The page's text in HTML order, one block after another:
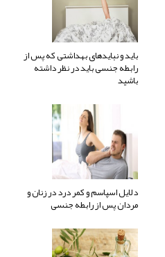
باید و نبایدهای بهداشتی که پس از
رابطه جنسی باید در نظر داشته
باشید
دلایل اسپاسم و کمر درد در زنان و
مردان پس از رابطه جنسی